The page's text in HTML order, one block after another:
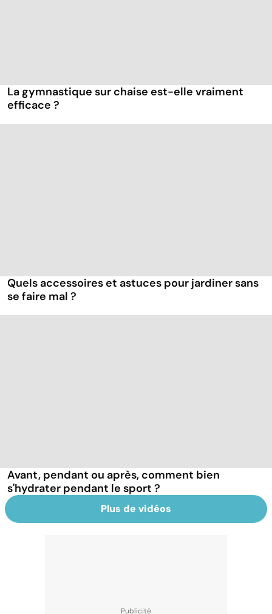
La gymnastique sur chaise est-elle vraiment
efficace ?
Quels accessoires et astuces pour jardiner sans
se faire mal ?
Avant, pendant ou après, comment bien
s'hydrater pendant le sport ?
Plus de vidéos